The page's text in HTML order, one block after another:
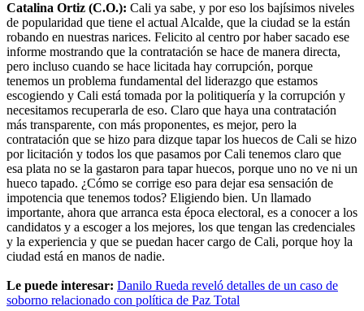
Catalina Ortiz (C.O.): Cali ya sabe, y por eso los bajísimos niveles
de popularidad que tiene el actual Alcalde, que la ciudad se la están
robando en nuestras narices. Felicito al centro por haber sacado ese
informe mostrando que la contratación se hace de manera directa,
pero incluso cuando se hace licitada hay corrupción, porque
tenemos un problema fundamental del liderazgo que estamos
escogiendo y Cali está tomada por la politiquería y la corrupción y
necesitamos recuperarla de eso. Claro que haya una contratación
más transparente, con más proponentes, es mejor, pero la
contratación que se hizo para dizque tapar los huecos de Cali se hizo
por licitación y todos los que pasamos por Cali tenemos claro que
esa plata no se la gastaron para tapar huecos, porque uno no ve ni un
hueco tapado. ¿Cómo se corrige eso para dejar esa sensación de
impotencia que tenemos todos? Eligiendo bien. Un llamado
importante, ahora que arranca esta época electoral, es a conocer a los
candidatos y a escoger a los mejores, los que tengan las credenciales
y la experiencia y que se puedan hacer cargo de Cali, porque hoy la
ciudad está en manos de nadie.
Le puede interesar: Danilo Rueda reveló detalles de un caso de
soborno relacionado con política de Paz Total